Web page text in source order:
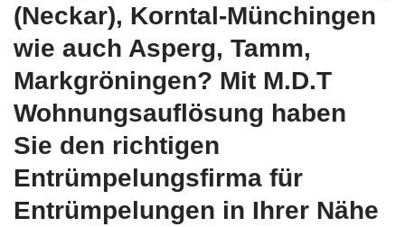
(Neckar), Korntal-Münchingen
wie auch Asperg, Tamm,
Markgröningen? Mit M.D.T
Wohnungsauflösung haben
Sie den richtigen
Entrümpelungsfirma für
Entrümpelungen in Ihrer Nähe